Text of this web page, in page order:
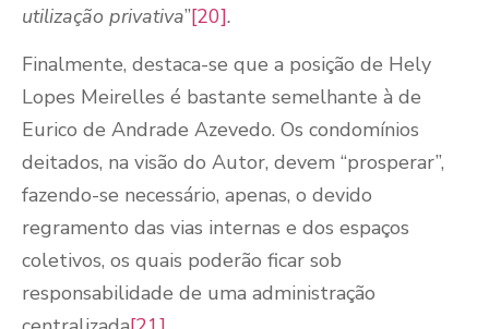
utilização privativa”[20].
Finalmente, destaca-se que a posição de Hely
Lopes Meirelles é bastante semelhante à de
Eurico de Andrade Azevedo. Os condomínios
deitados, na visão do Autor, devem “prosperar”,
fazendo-se necessário, apenas, o devido
regramento das vias internas e dos espaços
coletivos, os quais poderão ficar sob
responsabilidade de uma administração